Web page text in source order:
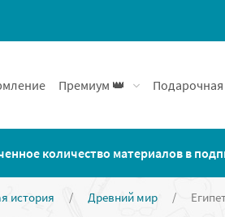
Премиум 👑 Подарочная
количество материалов в
история / Древний мир /